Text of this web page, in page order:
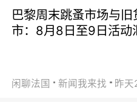
巴黎周末跳蚤市场与旧
市：8月8日至9日活动
闲聊法国 新闻我来找 昨天